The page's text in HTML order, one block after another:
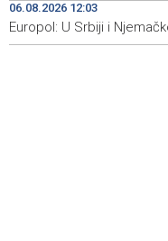
19:29
Španska krajnja
Maroka kao
06.08.2026 12:03
Europol: U Srbiji i